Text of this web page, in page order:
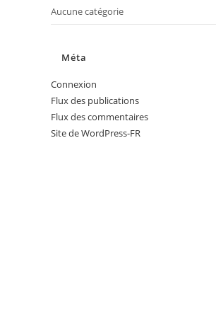
Aucune catégorie
Méta
Connexion
Flux des publications
Flux des commentaires
Site de WordPress-FR